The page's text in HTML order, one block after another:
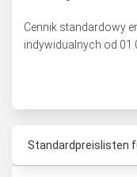
Cennik standardowy
indywidualnych od
Standardpreislisten